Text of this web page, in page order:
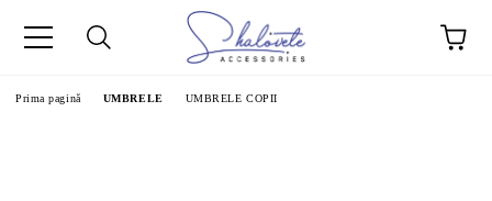
Prima pagină UMBRELE UMBRELE COPII